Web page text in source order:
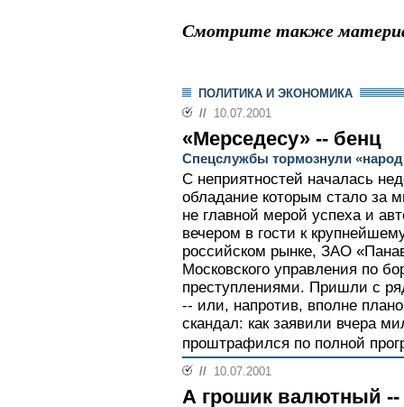
Смотрите также
ПОЛИТИКА И ЭКОНОМИКА
// 10.07.2001
«Мерседесу» -- бенц
Спецслужбы тормознули
С неприятностей началась
обладание которым стало за
не главной мерой успеха и
вечером в гости к
российском рынке, ЗАО
Московского управления по
преступлениями. Пришли с
-- или, напротив, вполне
скандал: как заявили вчера
проштрафился по полной
// 10.07.2001
А грошик валютный --